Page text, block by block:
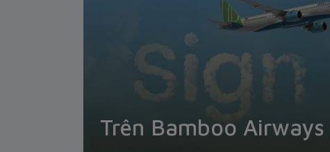
Trên Bamboo Airways